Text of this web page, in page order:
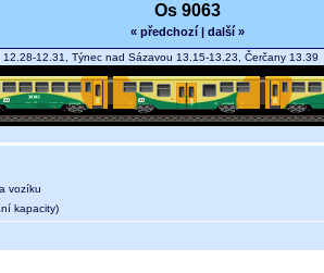
Os 9063
« předchozí| další »
12.31, Týnec nad Sázavou 13.15-13.23, Čerčany 13.39
vozíku
kapacity)